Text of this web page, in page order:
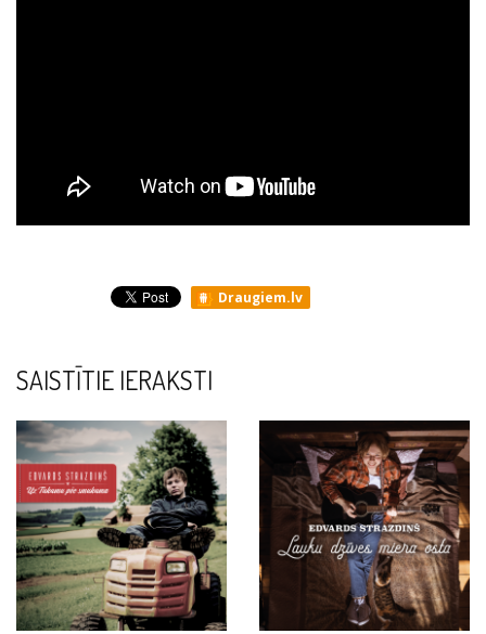
Draugiem.lv
SAISTĪTIE IERAKSTI